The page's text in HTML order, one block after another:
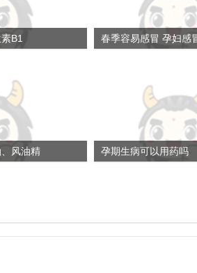
B1 春季容易感冒 孕妇感
风油精 孕期生病可以用药吗